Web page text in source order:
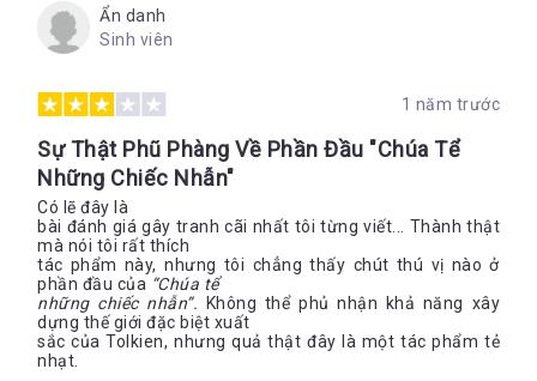
Ẩn danh
Sinh viên
1 năm trước
Sự Thật Phũ Phàng Về Phần Đầu "Chúa Tể
Những Chiếc Nhẫn"
Có lẽ đây là
bài đánh giá gây tranh cãi nhất tôi từng viết... Thành thật
mà nói tôi rất thích
tác phẩm này, nhưng tôi chẳng thấy chút thú vị nào ở
phần đầu của “Chúa tể
những chiếc nhẫn”. Không thể phủ nhận khả năng xây
dựng thế giới đặc biệt xuất
sắc của Tolkien, nhưng quả thật đây là một tác phẩm tẻ
nhạt.